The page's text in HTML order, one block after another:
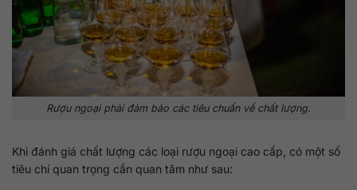
Rượu ngoại phải đảm bảo các tiêu chuẩn về chất lượng.
Khi đánh giá chất lượng các loại rượu ngoại cao cấp, có một số
tiêu chí quan trọng cần quan tâm như sau: